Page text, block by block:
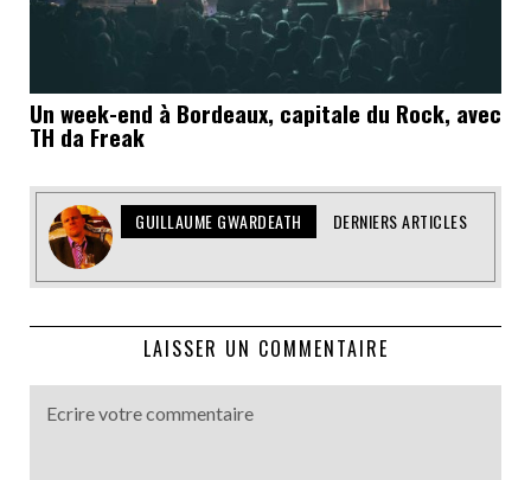
Un week-end à Bordeaux, capitale du Rock, avec
TH da Freak
GUILLAUME GWARDEATH DERNIERS ARTICLES
LAISSER UN COMMENTAIRE